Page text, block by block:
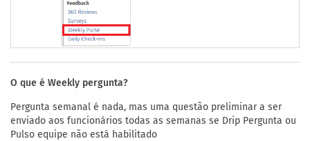
O que é Weekly pergunta?
Pergunta semanal é nada, mas uma questão preliminar a ser
enviado aos funcionários todas as semanas se Drip Pergunta ou
Pulso equipe não está habilitado